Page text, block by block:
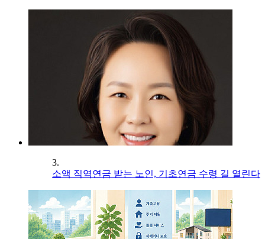
3.
소액 직역연금 받는 노인, 기초연금 수령 길 열린다